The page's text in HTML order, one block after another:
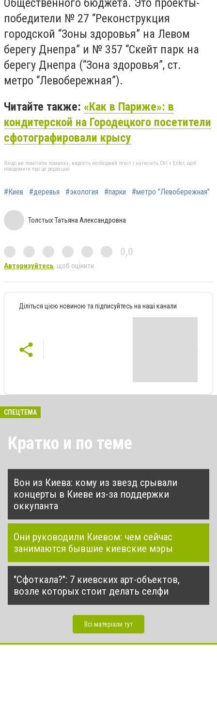
Общественного бюджета. Это проекты-
победители № 27 “Реконструкция
городской “Зоны здоровья” на Левом
берегу Днепра” и № 357 “Скейт парк на
берегу Днепра (“Зона здоровья”, ст.
метро “Левобережная”).
Читайте также: «Как в Париже»: в
кондитерской на Городецкого посетители
сфотографировали крысу
Якщо ви помітили помилку, виділіть необхідний текст і натисніть Ctrl + Enter, щоб
повідомити про це редакцію
#Киев #деревья #экология #парки #метро "Левобережная"
Толстых Татьяна Александровна
0,0
Авторизуйтесь, щоб оцінити
Діліться цією новиною та підписуйтесь на наші канали
СПЕЦТЕМА
Кратко и по теме
Вон из Киева: кому из звезд срывали
концерты в Киеве из-за поддержки
оккупанта
Они руководили Киевом: чем сейчас
занимаются бывшие киевские мэры
"Сфоткала?": 7 киевских арт-объектов,
возле которых стоит делать селфи
Всі матеріали тут